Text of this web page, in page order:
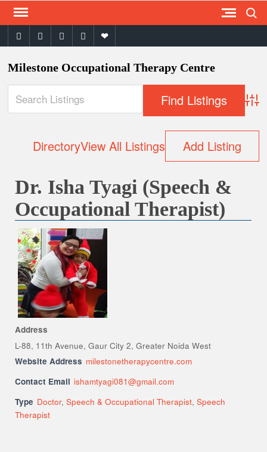
Skip
content facebooktwitter instagram
youtubeemail
Milestone Occupational Therapy Centre
DirectoryView All Listings Add Listing
Dr. Isha Tyagi (Speech &
Occupational Therapist)
Address
L-88, 11th Avenue, Gaur City 2, Greater Noida West
Website Address milestonetherapycentre.com
Contact Email ishamtyagi081@gmail.com
Type Doctor,Speech & Occupational Therapist,Speech
Therapist